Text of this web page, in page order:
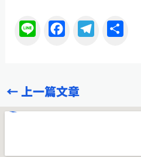
b
o
r
←上一篇文章